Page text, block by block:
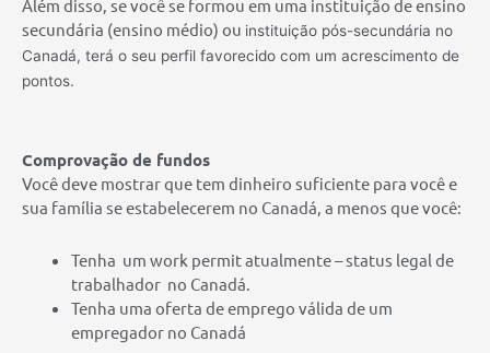
Além disso, se você se formou em uma instituição de ensino
secundária (ensino médio) ou instituição pós-secundária no
Canadá, terá o seu perfil favorecido com um acrescimento de
pontos.
Comprovação de fundos
Você deve mostrar que tem dinheiro suficiente para você e
sua família se estabelecerem no Canadá, a menos que você:
Tenha um work permit atualmente – status legal de
trabalhador no Canadá.
Tenha uma oferta de emprego válida de um
empregador no Canadá